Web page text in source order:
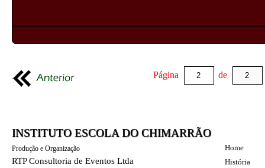
Página de
INSTITUTO ESCOLA DO CHIMARRÃO
Produção e Organização
RTP Consultoria de Eventos Ltda
Home
História